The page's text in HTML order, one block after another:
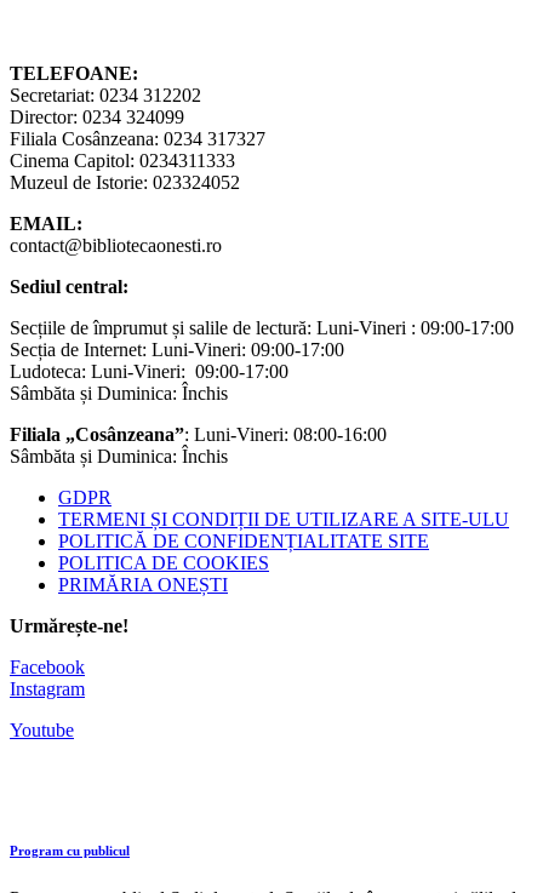
TELEFOANE:
Secretariat: 0234 312202
Director: 0234 324099
Filiala Cosânzeana: 0234 317327
Cinema Capitol: 0234311333
Muzeul de Istorie: 023324052
EMAIL:
contact@bibliotecaonesti.ro
Sediul central:
Secțiile de împrumut și salile de lectură: Luni-Vineri : 09:00-17:00
Secția de Internet: Luni-Vineri: 09:00-17:00
Ludoteca: Luni-Vineri: 09:00-17:00
Sâmbăta și Duminica: Închis
Filiala „Cosânzeana”: Luni-Vineri: 08:00-16:00
Sâmbăta și Duminica: Închis
GDPR
TERMENI ȘI CONDIȚII DE UTILIZARE A SITE-ULU
POLITICĂ DE CONFIDENȚIALITATE SITE
POLITICA DE COOKIES
PRIMĂRIA ONEȘTI
Urmărește-ne!
Facebook
Instagram
Youtube
Program cu publicul